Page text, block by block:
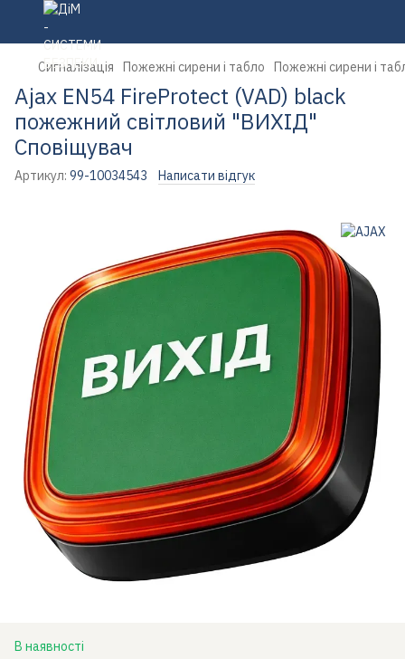
Сигналізація Пожежні сирени і табло Пожежні сирени і
Ajax EN54 FireProtect (VAD) black
пожежний світловий "ВИХІД"
Cповіщувач
Артикул: 99-10034543 Написати відгук
В наявності